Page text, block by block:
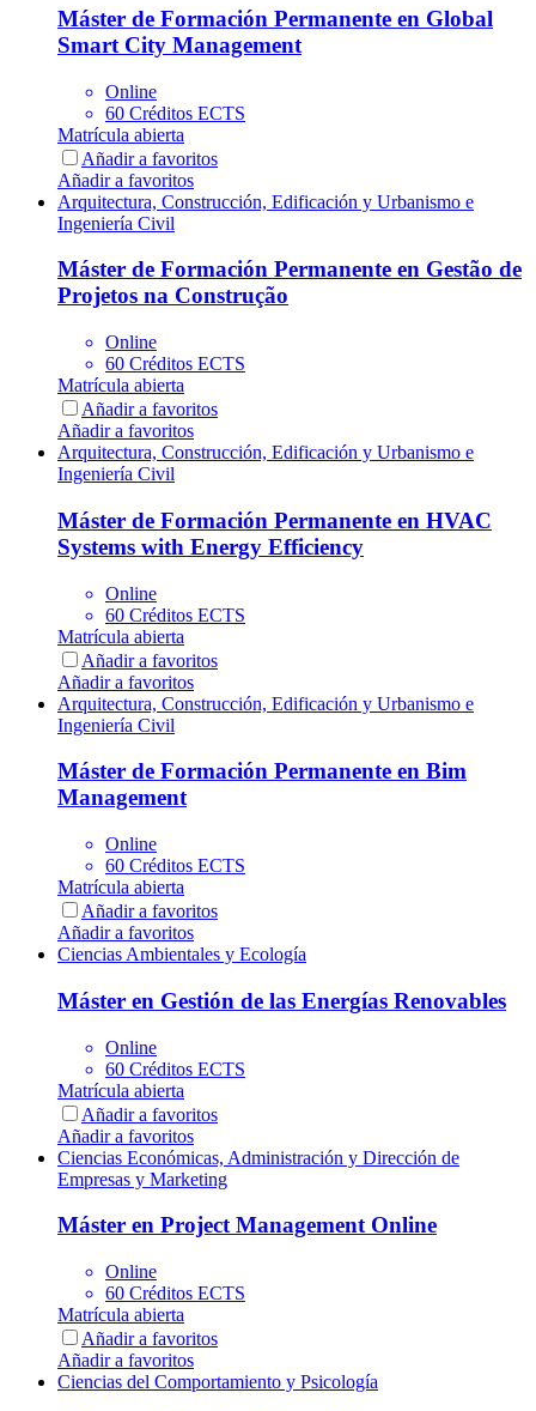
Máster de Formación Permanente en Global
Smart City Management
Online
60 Créditos ECTS
Matrícula abierta
Añadir a favoritos
Añadir a favoritos
Arquitectura, Construcción, Edificación y Urbanismo e
Ingeniería Civil
Máster de Formación Permanente en Gestão de
Projetos na Construção
Online
60 Créditos ECTS
Matrícula abierta
Añadir a favoritos
Añadir a favoritos
Arquitectura, Construcción, Edificación y Urbanismo e
Ingeniería Civil
Máster de Formación Permanente en HVAC
Systems with Energy Efficiency
Online
60 Créditos ECTS
Matrícula abierta
Añadir a favoritos
Añadir a favoritos
Arquitectura, Construcción, Edificación y Urbanismo e
Ingeniería Civil
Máster de Formación Permanente en Bim
Management
Online
60 Créditos ECTS
Matrícula abierta
Añadir a favoritos
Añadir a favoritos
Ciencias Ambientales y Ecología
Máster en Gestión de las Energías Renovables
Online
60 Créditos ECTS
Matrícula abierta
Añadir a favoritos
Añadir a favoritos
Ciencias Económicas, Administración y Dirección de
Empresas y Marketing
Máster en Project Management Online
Online
60 Créditos ECTS
Matrícula abierta
Añadir a favoritos
Añadir a favoritos
Ciencias del Comportamiento y Psicología